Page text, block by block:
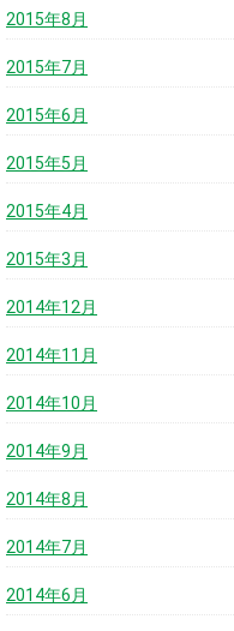
2015年8月
2015年7月
2015年6月
2015年5月
2015年4月
2015年3月
2014年12月
2014年11月
2014年10月
2014年9月
2014年8月
2014年7月
2014年6月